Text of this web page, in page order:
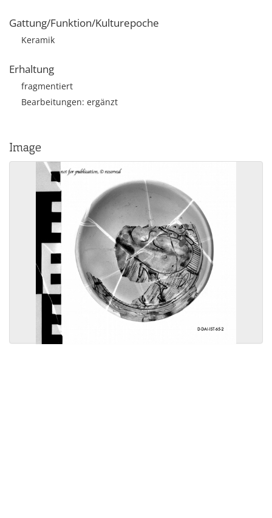
Gattung/Funktion/Kulturepoche
Keramik
Erhaltung
fragmentiert
Bearbeitungen: ergänzt
Image